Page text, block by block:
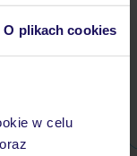
O plikach cookies
w celu
1 164 zł/os.